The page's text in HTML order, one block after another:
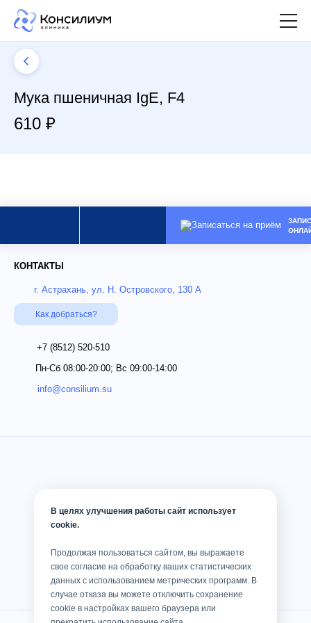
Мука пшеничная IgE, F4
610 ₽
КОНТАКТЫ
г. Астрахань, ул. Н. Островского, 130 А
Как добраться?
+7 (8512) 520-510
Пн-Сб 08:00-20:00; Вс 09:00-14:00
info@consilium.su
В целях улучшения работы сайт использует
cookie.
Продолжая пользоваться сайтом, вы выражаете
свое согласие на обработку ваших статистических
данных с использованием метрических программ. В
случае отказа вы можете отключить сохранение
cookie в настройках вашего браузера или